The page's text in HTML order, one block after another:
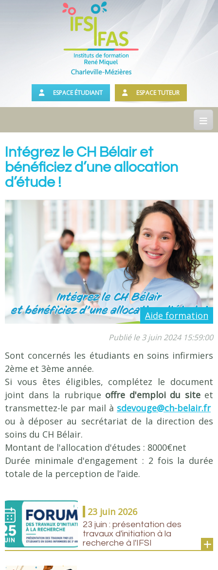
ESPACE ÉTUDIANT ESPACE TUTEUR
Accueil
Présentation
Notre Institut
Historique
Notre équipe
Taxe apprentissage
Devenir infirmier(e)
La formation
Stages à l'étranger
Coûts et Aides Financières
Devenir Aide-soignant(e)
Le metier
Théorique
Pratique / Stage
Coûts et Aides Financières
ERASMUS
Informations pratiques
Admissions
Admission formation infirmière
Aide formation
Intégrez le CH Bélair et
bénéficiez d’une allocation
d’étude !
Publié le 3 juin 2024 15:59:00
Sont concernés les étudiants en soins infirmiers
2ème et 3ème année.
Si vous êtes éligibles, complétez le document
joint dans la rubrique offre d'emploi du siteet
transmettez-le par mail à sdevouge@ch-belair.fr
ou à déposer au secrétariat de la direction des
soins du CH Bélair.
Montant de l'allocation d'études : 8000€net
Durée minimale d'engagement : 2 fois la durée
totale de la perception de l’aide.
23 juin 2026
23 juin : présentation des
travaux d'initiation à la
recherche à l'IFSI